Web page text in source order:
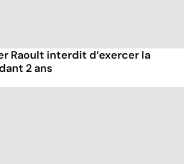
Raoult interdit d’exercer la
2 ans